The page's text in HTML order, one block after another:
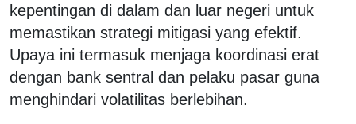
kepentingan di dalam dan luar negeri untuk
memastikan strategi mitigasi yang efektif.
Upaya ini termasuk menjaga koordinasi erat
dengan bank sentral dan pelaku pasar guna
menghindari volatilitas berlebihan.